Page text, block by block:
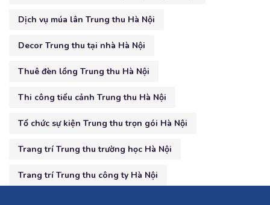
Dịch vụ múa lân Trung thu Hà Nội
Decor Trung thu tại nhà Hà Nội
Thuê đèn lồng Trung thu Hà Nội
Thi công tiểu cảnh Trung thu Hà Nội
Tổ chức sự kiện Trung thu trọn gói Hà Nội
Trang trí Trung thu trường học Hà Nội
Trang trí Trung thu công ty Hà Nội